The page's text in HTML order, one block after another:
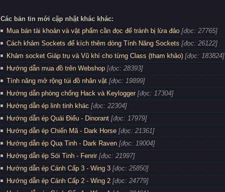
Các bản tin mới cập nhật khác khác:
Mua bán tài khoản và vật phẩm cần đọc để tránh bị lừa đảo [đọc: 27765]
Cách khảm Sockets để kích thêm dòng Tính Năng Sockets [đọc: 26122]
Khảm socket Giáp trụ và Vũ khí cho từng Class (tham khảo) [đọc: 183824]
Hướng dẫn mua đồ trên Webshop [đọc: 28393]
Tính năng mở rộng túi đồ nhân vật [đọc: 19899]
Hướng dẫn phòng chống Hack và Keylogger [đọc: 17304]
Hướng dẫn ép linh tinh khác [đọc: 22304]
Hướng dẫn ép Quái Điểu - Dinorant [đọc: 17979]
Hướng dẫn ép Chiến Mã - Dark Horse [đọc: 21361]
Hướng dẫn ép Quạ Tinh - Dark Raven [đọc: 19004]
Hướng dẫn ép Sói Tinh - Fenrir [đọc: 21997]
Hướng dẫn ép Cánh Cấp 3 - Wing 3 [đọc: 25850]
Hướng dẫn ép Cánh Cấp 2 - Wing 2 [đọc: 24779]